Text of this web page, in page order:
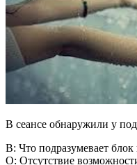
В сеансе обнаружили у
В: Что подразумевает
О: Отсутствие